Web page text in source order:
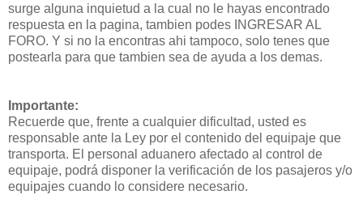
surge alguna inquietud a la cual no le hayas encontrado
respuesta en la pagina, tambien podes INGRESAR AL
FORO. Y si no la encontras ahi tampoco, solo tenes que
postearla para que tambien sea de ayuda a los demas.
Importante:
Recuerde que, frente a cualquier dificultad, usted es
responsable ante la Ley por el contenido del equipaje que
transporta. El personal aduanero afectado al control de
equipaje, podrá disponer la verificación de los pasajeros y/o
equipajes cuando lo considere necesario.